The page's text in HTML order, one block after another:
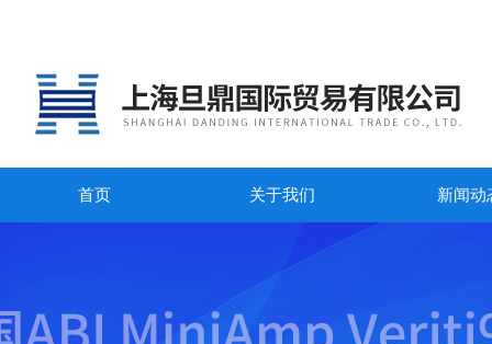
首页 关于我们 新闻动